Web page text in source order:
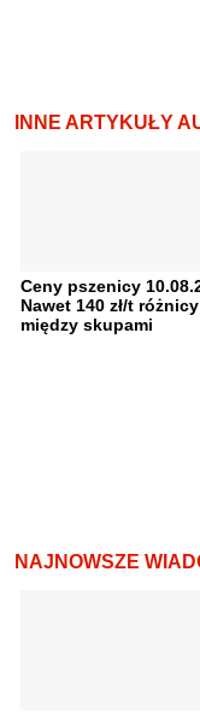
INNE ARTYKUŁY
Ceny pszenicy
Nawet 140 zł/t różnicy
między skupami
NAJNOWSZE